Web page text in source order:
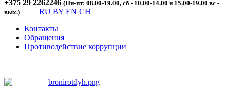
+375 29 2262246 (Пн-пт: 08.00-19.00, сб - 10.00-14.00 и 15.00-19.00 вс -
вых.)
RU BY EN CH
Контакты
Обращения
Противодействие коррупции